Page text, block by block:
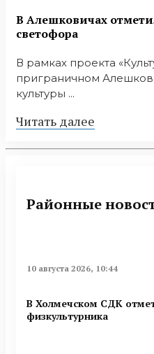
В Алешковичах
светофора
В рамках проекта
приграничном
культуры ...
Читать далее
Районные
10 августа 2026, 10:44
В Холмечском СДК
физкультурника